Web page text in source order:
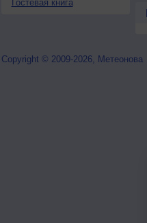
Гостевая книга
Copyright © 2009-2026, Метеонова